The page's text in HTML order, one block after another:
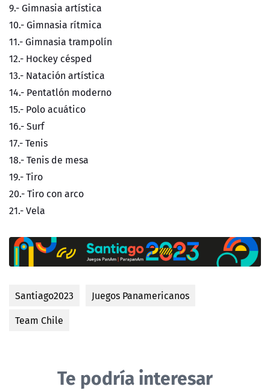
9.- Gimnasia artística
10.- Gimnasia rítmica
11.- Gimnasia trampolín
12.- Hockey césped
13.- Natación artística
14.- Pentatlón moderno
15.- Polo acuático
16.- Surf
17.- Tenis
18.- Tenis de mesa
19.- Tiro
20.- Tiro con arco
21.- Vela
Santiago2023
Juegos Panamericanos
Team Chile
Te podría interesar